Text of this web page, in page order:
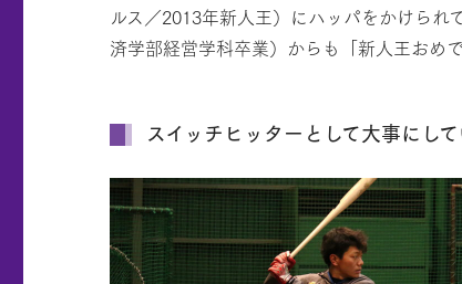
ルス／2013年新人王）にハッパをかけら
済学部経営学科卒業）からも「新人王おめ
スイッチヒッターとして大事にし